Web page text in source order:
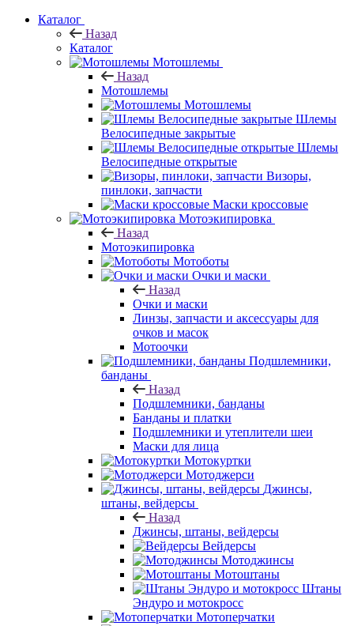
Каталог
Назад
Каталог
Мотошлемы
Назад
Мотошлемы
Мотошлемы
Шлемы
Велосипедные закрытые
Шлемы
Велосипедные открытые
Визоры,
пинлоки, запчасти
Маски кроссовые
Мотоэкипировка
Назад
Мотоэкипировка
Мотоботы
Очки и маски
Назад
Очки и маски
Линзы, запчасти и аксессуары для
очков и масок
Мотоочки
Подшлемники,
банданы
Назад
Подшлемники, банданы
Банданы и платки
Подшлемники и утеплители шеи
Маски для лица
Мотокуртки
Мотоджерси
Джинсы,
штаны, вейдерсы
Назад
Джинсы, штаны, вейдерсы
Вейдерсы
Мотоджинсы
Мотоштаны
Штаны
Эндуро и мотокросс
Мотоперчатки